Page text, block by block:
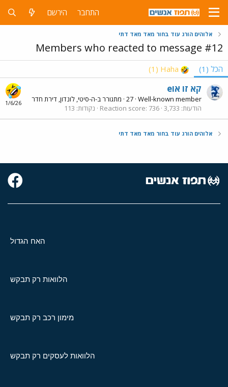
התחבר הירשם
אלוהים הורג עוד בחור מאד מאד דתי
Members who reacted to message #12
הכל (1)
Haha
(1)
1/6/26
eקא זו או
Well-known member
·
· מתגורר ב-ה-סיטי, לונדון, דירת חדר
הודעות 3,733
Reaction score 736 נקודות 113
אלוהים הורג עוד בחור מאד מאד דתי
האח הגדול
הלוואות רק תבקש
מימון רכב רק תבקש
הלוואות לעסקים רק תבקש